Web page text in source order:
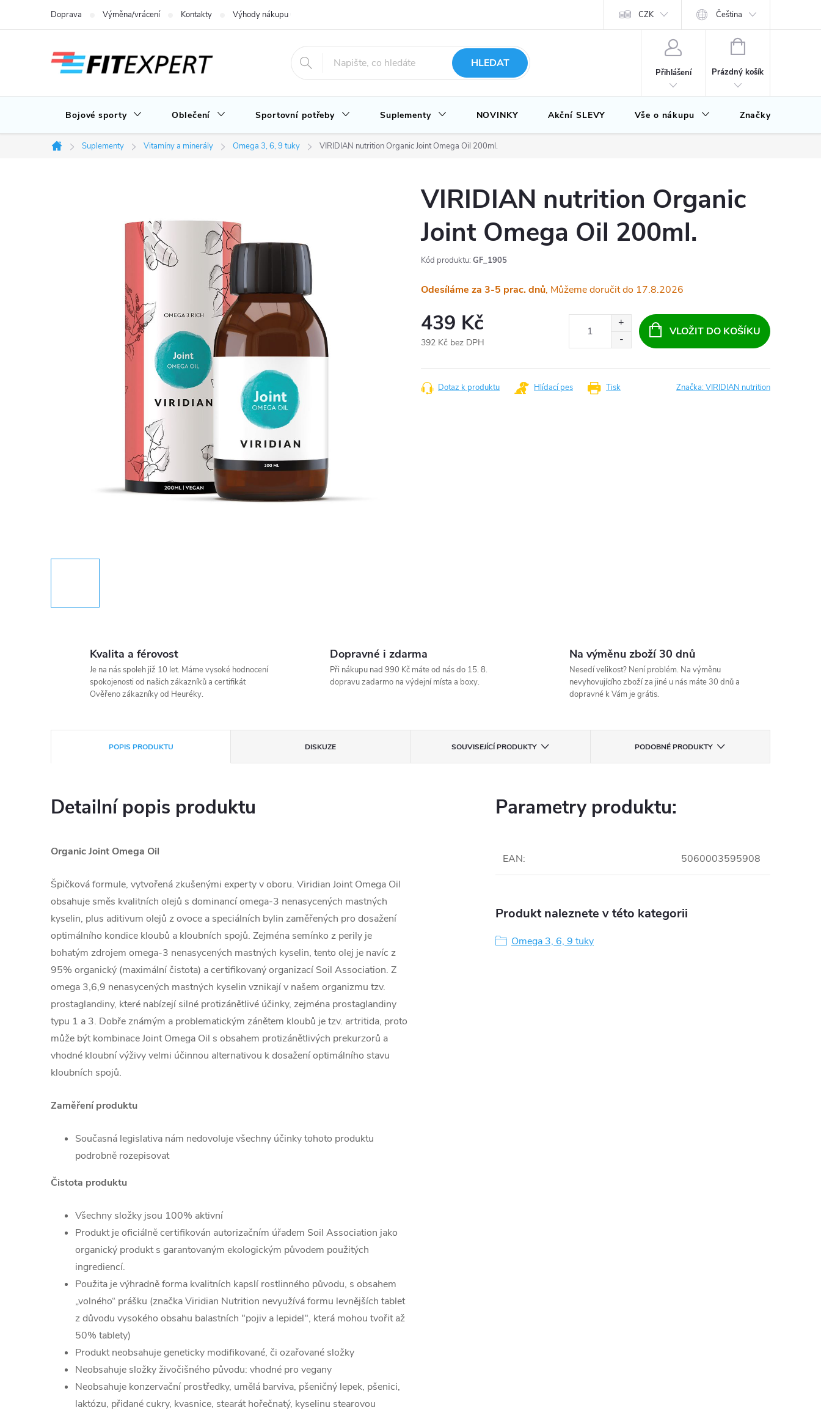
Doprava Výměna/vrácení Kontakty Výhody nákupu u nás CZK Čeština
HLEDAT
Přihlášení
NÁKUPNÍ
Prázdný košík
Bojové sporty Oblečení Sportovní potřeby Suplementy NOVINKY Akční SLEVY Vše o nákupu Značky
Domů
Suplementy Vitamíny a minerály Omega 3, 6, 9 tuky VIRIDIAN nutrition Organic Joint Omega Oil 200ml.
VIRIDIAN nutrition Organic
Joint Omega Oil 200ml.
Kód produktu: GF_1905
Odesíláme za 3-5 prac. dnů 17.8.2026
439 Kč
392 Kč bez DPH
cena:
VLOŽIT DO KOŠÍKU
Tisk
Dotaz k produktu Hlídací pes Značka:VIRIDIAN nutrition
Kvalita a férovost
Je na nás spoleh již 10 let. Máme vysoké hodnocení
spokojenosti od našich zákazníků a certifikát
Ověřeno zákazníky od Heuréky.
Dopravné i zdarma
Při nákupu nad 990 Kč máte od nás do 15. 8.
dopravu zadarmo na výdejní místa a boxy.
Na výměnu zboží 30 dnů
Nesedí velikost? Není problém. Na výměnu
nevyhovujícího zboží za jiné u nás máte 30 dnů a
dopravné k Vám je grátis.
POPIS PRODUKTU DISKUZE SOUVISEJÍCÍ PRODUKTY PODOBNÉ PRODUKTY
Detailní popis produktu
Organic Joint Omega Oil
Špičková formule, vytvořená zkušenými experty v oboru. Viridian Joint Omega Oil
obsahuje směs kvalitních olejů s dominancí omega-3 nenasycených mastných
kyselin, plus aditivum olejů z ovoce a speciálních bylin zaměřených pro dosažení
optimálního kondice kloubů a kloubních spojů. Zejména semínko z perily je
bohatým zdrojem omega-3 nenasycených mastných kyselin, tento olej je navíc z
95% organický (maximální čistota) a certifikovaný organizací Soil Association. Z
omega 3,6,9 nenasycených mastných kyselin vznikají v našem organizmu tzv.
prostaglandiny, které nabízejí silné protizánětlivé účinky, zejména prostaglandiny
typu 1 a 3. Dobře známým a problematickým zánětem kloubů je tzv. artritida, proto
může být kombinace Joint Omega Oil s obsahem protizánětlivých prekurzorů a
vhodné kloubní výživy velmi účinnou alternativou k dosažení optimálního stavu
kloubních spojů.
Zaměření produktu
Současná legislativa nám nedovoluje všechny účinky tohoto produktu
podrobně rozepisovat
Čistota produktu
Všechny složky jsou 100% aktivní
Produkt je oficiálně certifikován autorizačním úřadem Soil Association jako
organický produkt s garantovaným ekologickým původem použitých
ingrediencí.
Použita je výhradně forma kvalitních kapslí rostlinného původu, s obsahem
„volného“ prášku (značka Viridian Nutrition nevyužívá formu levnějších tablet
z důvodu vysokého obsahu balastních "pojiv a lepidel", která mohou tvořit až
50% tablety)
Produkt neobsahuje geneticky modifikované, či ozařované složky
Neobsahuje složky živočišného původu: vhodné pro vegany
Neobsahuje konzervační prostředky, umělá barviva, pšeničný lepek, pšenici,
laktózu, přidané cukry, kvasnice, stearát hořečnatý, kyselinu stearovou
Parametry produktu:
EAN: 5060003595908
Produkt naleznete v této kategorii
Omega 3, 6, 9 tuky